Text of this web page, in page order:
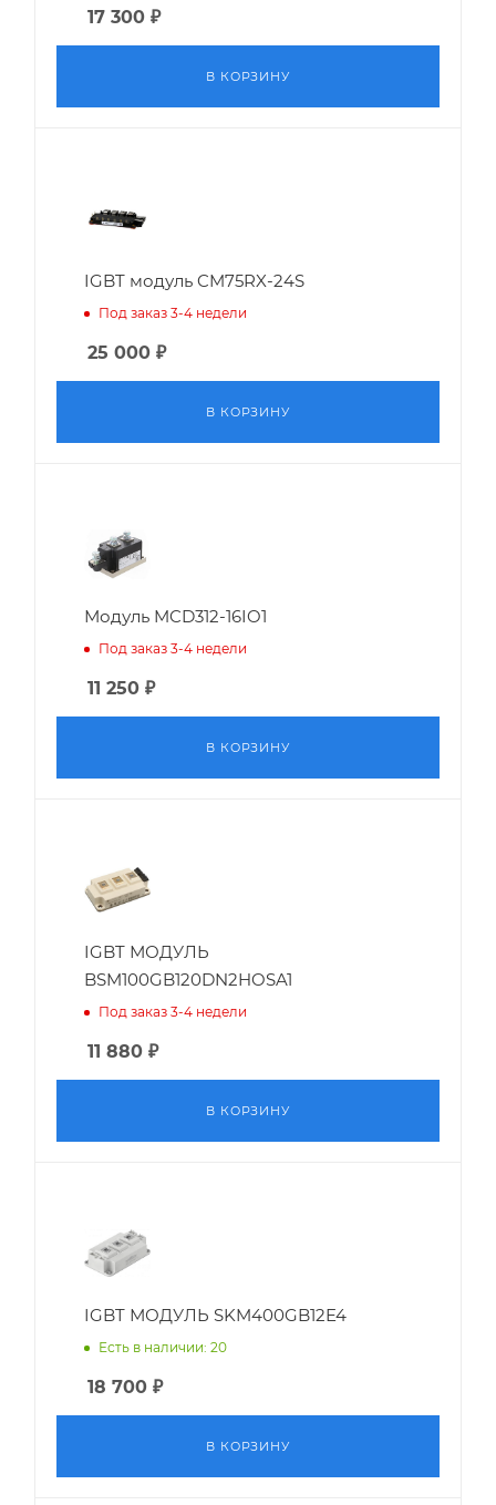
17 300 ₽
В КОРЗИНУ
IGBT модуль CM75RX-24S
Под заказ 3-4 недели
25 000 ₽
В КОРЗИНУ
Модуль MCD312-16IO1
Под заказ 3-4 недели
11 250 ₽
В КОРЗИНУ
IGBT МОДУЛЬ
BSM100GB120DN2HOSA1
Под заказ 3-4 недели
11 880 ₽
В КОРЗИНУ
IGBT МОДУЛЬ SKM400GB12E4
Есть в наличии: 20
18 700 ₽
В КОРЗИНУ